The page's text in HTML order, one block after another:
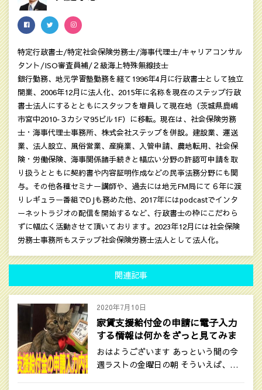
特定行政書士/特定社会保険労務士/海事代理士/キャリアコンサル
タント/ISO審査員補/２級海上特殊無線技士
銀行勤務、地元学習塾勤務を経て1996年4月に行政書士として独立
開業、2006年12月に法人化、2015年に名称を現在のステップ行政
書士法人にするとともにスタッフを増員して現在地（茨城県鹿嶋
市宮中2010‐３カシマ95ビル1F）に移転。現在は、社会保険労務
士・海事代理士事務所、株式会社ステップを併設。建設業、運送
業、法人設立、風俗営業、産廃業、入管申請、農地転用、社会保
険・労働保険、海事関係諸手続きと幅広い分野の許認可申請を取
り扱うとともに契約書や内容証明作成などの民亊法務分野にも関
与。その他各種セミナー講師や、過去には地元FM局にて６年に渡
りレギュラー番組でDJも務めた他、2017年にはpodcastでインタ
ーネットラジオの配信を開始するなど、行政書士の枠にこだわら
ずに幅広く活動させて頂いております。2023年12月には社会保険
労務士事務所もステップ社会保険労務士法人として法人化。
関連記事
2020年7月10日
家賃支援給付金の申請に電子入力
する情報は何かをざっと見てみま
しょう！
おはようございます あっという間の今
週ラストの金曜日の朝 そういえば、…